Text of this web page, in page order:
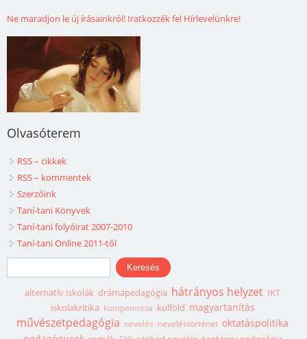
Ne maradjon le új írásainkról! Iratkozzék fel Hírlevelünkre!
Olvasóterem
RSS – cikkek
RSS – kommentek
Szerzőink
Taní-tani Könyvek
Taní-tani folyóirat 2007-2010
Taní-tani Online 2011-től
Keresés űrlap
Keresés
alternatív iskolák drámapedagógia hátrányos helyzet IKT
iskolakritika kompetencia külföld magyartanítás
művészetpedagógia nevelés neveléstörténet oktatáspolitika